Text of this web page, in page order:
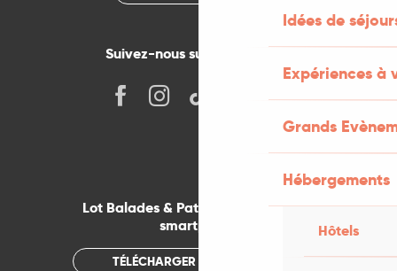
Idées de
Expériences à
Grands
Hébergements
Hôtels
Suivez-nous sur les réseaux !
Lot Balades & Patrimoines sur votre
smartphone
TÉLÉCHARGER L'APPLICATION